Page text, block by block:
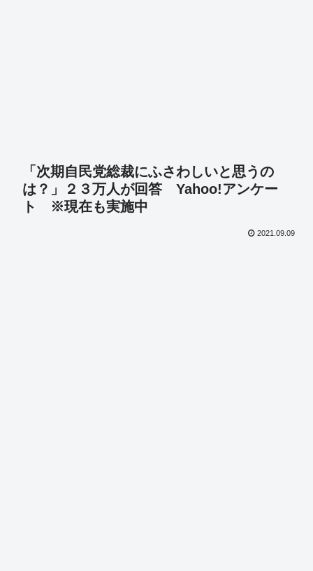
「次期自民党総裁にふさわしいと思うの
は？」２３万人が回答 Yahoo!アンケー
ト ※現在も実施中
2021.09.09